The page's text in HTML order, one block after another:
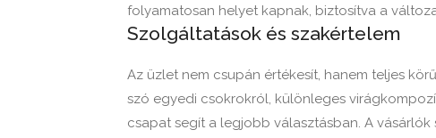
folyamatosan helyet kapnak, biztosítva a
Szolgáltatások és szakértelem
Az üzlet nem csupán értékesít, hanem teljes
szó egyedi csokrokról, különleges
csapat segít a legjobb választásban. A